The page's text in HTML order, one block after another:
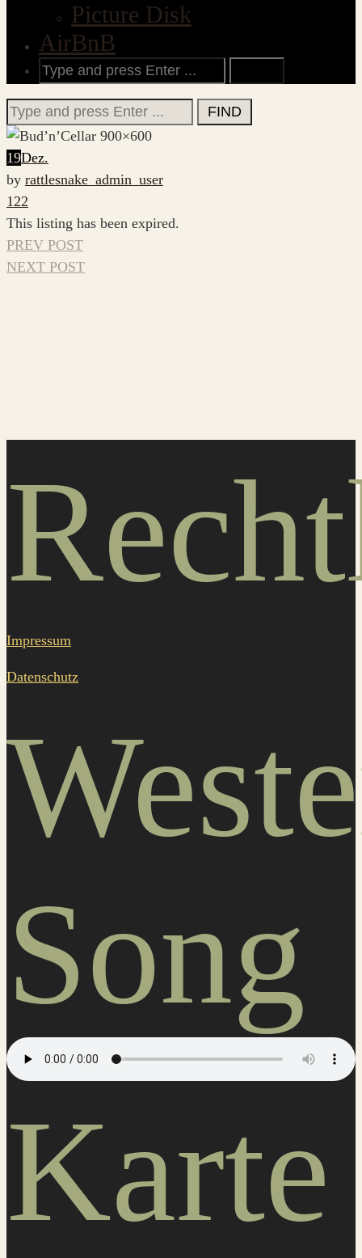
Picture Disk
AirBnB
Search
for:
Search
for:
19Dez.
by rattlesnake_admin_user
122
This listing has been expired.
PREV POST
NEXT POST
Impressum
Datenschutz
Song
Karte